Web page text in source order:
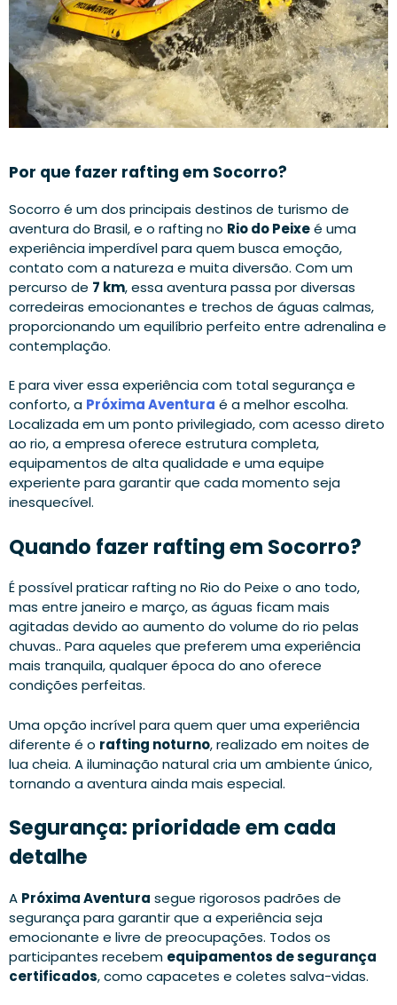
Por que fazer rafting em Socorro?
Socorro é um dos principais destinos de turismo de
aventura do Brasil, e o rafting no Rio do Peixeé uma
experiência imperdível para quem busca emoção,
contato com a natureza e muita diversão. Com um
percurso de 7 km, essa aventura passa por diversas
corredeiras emocionantes e trechos de águas calmas,
proporcionando um equilíbrio perfeito entre adrenalina e
contemplação.
E para viver essa experiência com total segurança e
conforto, a Próxima Aventura é a melhor escolha.
Localizada em um ponto privilegiado, com acesso direto
ao rio, a empresa oferece estrutura completa,
equipamentos de alta qualidade e uma equipe
experiente para garantir que cada momento seja
inesquecível.
Quando fazer rafting em Socorro?
É possível praticar rafting no Rio do Peixe o ano todo,
mas entre janeiro e março, as águas ficam mais
agitadas devido ao aumento do volume do rio pelas
chuvas.. Para aqueles que preferem uma experiência
mais tranquila, qualquer época do ano oferece
condições perfeitas.
Uma opção incrível para quem quer uma experiência
diferente é o rafting noturno, realizado em noites de
lua cheia. A iluminação natural cria um ambiente único,
tornando a aventura ainda mais especial.
Segurança: prioridade em cada
detalhe
A Próxima Aventura segue rigorosos padrões de
segurança para garantir que a experiência seja
emocionante e livre de preocupações. Todos os
participantes recebem equipamentos de segurança
certificados, como capacetes e coletes salva-vidas.